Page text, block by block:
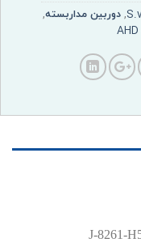
,دوربین مداربسته,